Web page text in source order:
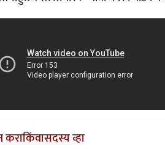
कराकिंवासदस्य व्हा